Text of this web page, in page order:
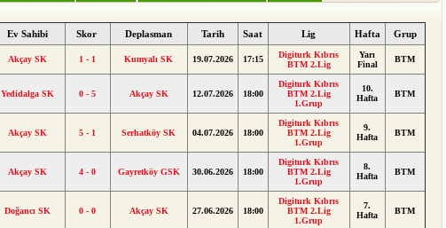
Ev Sahibi Skor Deplasman Tarih Saat Lig Hafta Grup
Akçay SK 1 - 1 Kumyalı SK 19.07.2026 17:15
Digiturk Kıbrıs
BTM 2.Lig
Yarı
Final
BTM
Yedidalga SK 0 - 5 Akçay SK 12.07.2026 18:00
Digiturk Kıbrıs
BTM 2.Lig
1.Grup
10.
Hafta
BTM
Akçay SK 5 - 1 Serhatköy SK 04.07.2026 18:00
Digiturk Kıbrıs
BTM 2.Lig
1.Grup
9.
Hafta
BTM
Akçay SK 4 - 0 Gayretköy GSK 30.06.2026 18:00
Digiturk Kıbrıs
BTM 2.Lig
1.Grup
8.
Hafta
BTM
Doğancı SK 0 - 0 Akçay SK 27.06.2026 18:00
Digiturk Kıbrıs
BTM 2.Lig
1.Grup
7.
Hafta
BTM